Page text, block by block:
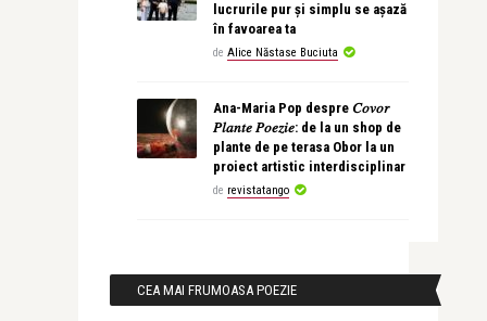
lucrurile pur și simplu se așază
în favoarea ta
de Alice Năstase Buciuta
Ana-Maria Pop despre 𝐶𝑜𝑣𝑜𝑟
𝑃𝑙𝑎𝑛𝑡𝑒 𝑃𝑜𝑒𝑧𝑖𝑒: de la un shop de
plante de pe terasa Obor la un
proiect artistic interdisciplinar
de revistatango
CEA MAI FRUMOASA POEZIE